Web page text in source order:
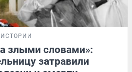
ИСТОРИИ
злыми словами»:
затравили